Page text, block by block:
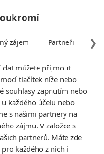
Jam
Black
❯
zájem Partneři
dat můžete přijmout
tlačítek níže nebo
souhlasy zapnutím nebo
každého účelu nebo
s našimi partnery na
zájmu. V záložce s
partnerů. Máte zde
každého z nich i